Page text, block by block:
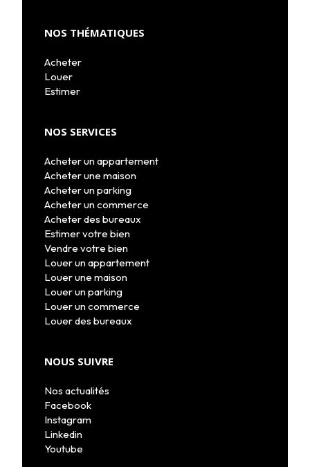
NOS THÉMATIQUES
Acheter
Louer
Estimer
NOS SERVICES
Acheter un appartement
Acheter une maison
Acheter un parking
Acheter un commerce
Acheter des bureaux
Estimer votre bien
Vendre votre bien
Louer un appartement
Louer une maison
Louer un parking
Louer un commerce
Louer des bureaux
NOUS SUIVRE
Nos actualités
Facebook
Instagram
Linkedin
Youtube